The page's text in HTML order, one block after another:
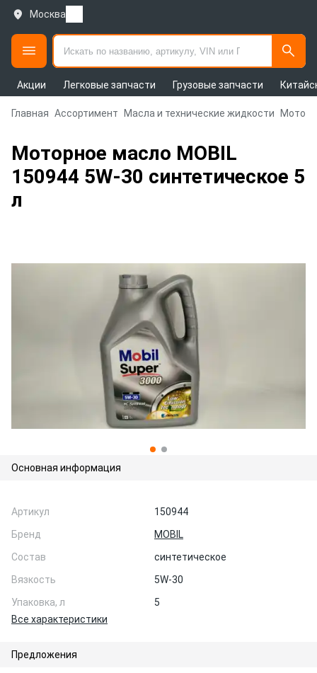
Москва
Акции Легковые запчасти Грузовые запчасти
Главная Ассортимент Масла и технические жидкости
Моторное масло MOBIL
150944 5W-30 синтетическое 5
л
Основная информация
Артикул
150944
Бренд
MOBIL
Состав
синтетическое
Вязкость
5W-30
Упаковка, л
5
Все характеристики
Предложения